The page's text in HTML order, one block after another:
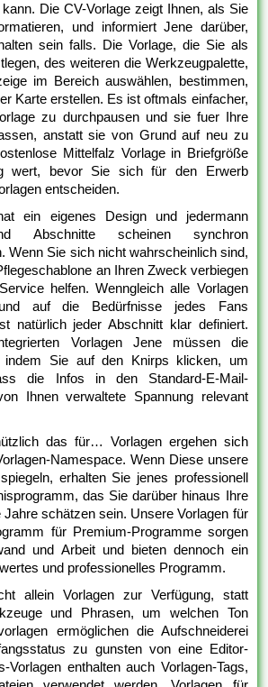
Die CV-Vorlage zeigt Ihnen, als Sie
und informiert Jene darüber,
sein falls. Die Vorlage, die Sie als
des weiteren die Werkzeugpalette,
im Bereich auswählen, bestimmen,
Karte erstellen. Es ist oftmals einfacher,
zu durchpausen und sie fuer Ihre
anstatt sie von Grund auf neu zu
Mittelfalz Vorlage in Briefgröße
wert, bevor Sie sich für den Erwerb
entscheiden.
ein eigenes Design und jedermann
Abschnitte scheinen synchron
Wenn Sie sich nicht wahrscheinlich sind,
an Ihren Zweck verbiegen
helfen. Wenngleich alle Vorlagen
auf die Bedürfnisse jedes Fans
natürlich jeder Abschnitt klar definiert.
Vorlagen Jene müssen die
indem Sie auf den Knirps klicken, um
die Infos in den Standard-E-Mail-
Ihnen verwaltete Spannung relevant
das für… Vorlagen ergehen sich
Namespace. Wenn Diese unsere
erhalten Sie jenes professionell
das Sie darüber hinaus Ihre
Jahre schätzen sein. Unsere Vorlagen für
für Premium-Programme sorgen
und Arbeit und bieten dennoch ein
und professionelles Programm.
allein Vorlagen zur Verfügung, statt
und Phrasen, um welchen Ton
ermöglichen die Aufschneiderei
zu gunsten von eine Editor-
Vorlagen enthalten auch Vorlagen-Tags,